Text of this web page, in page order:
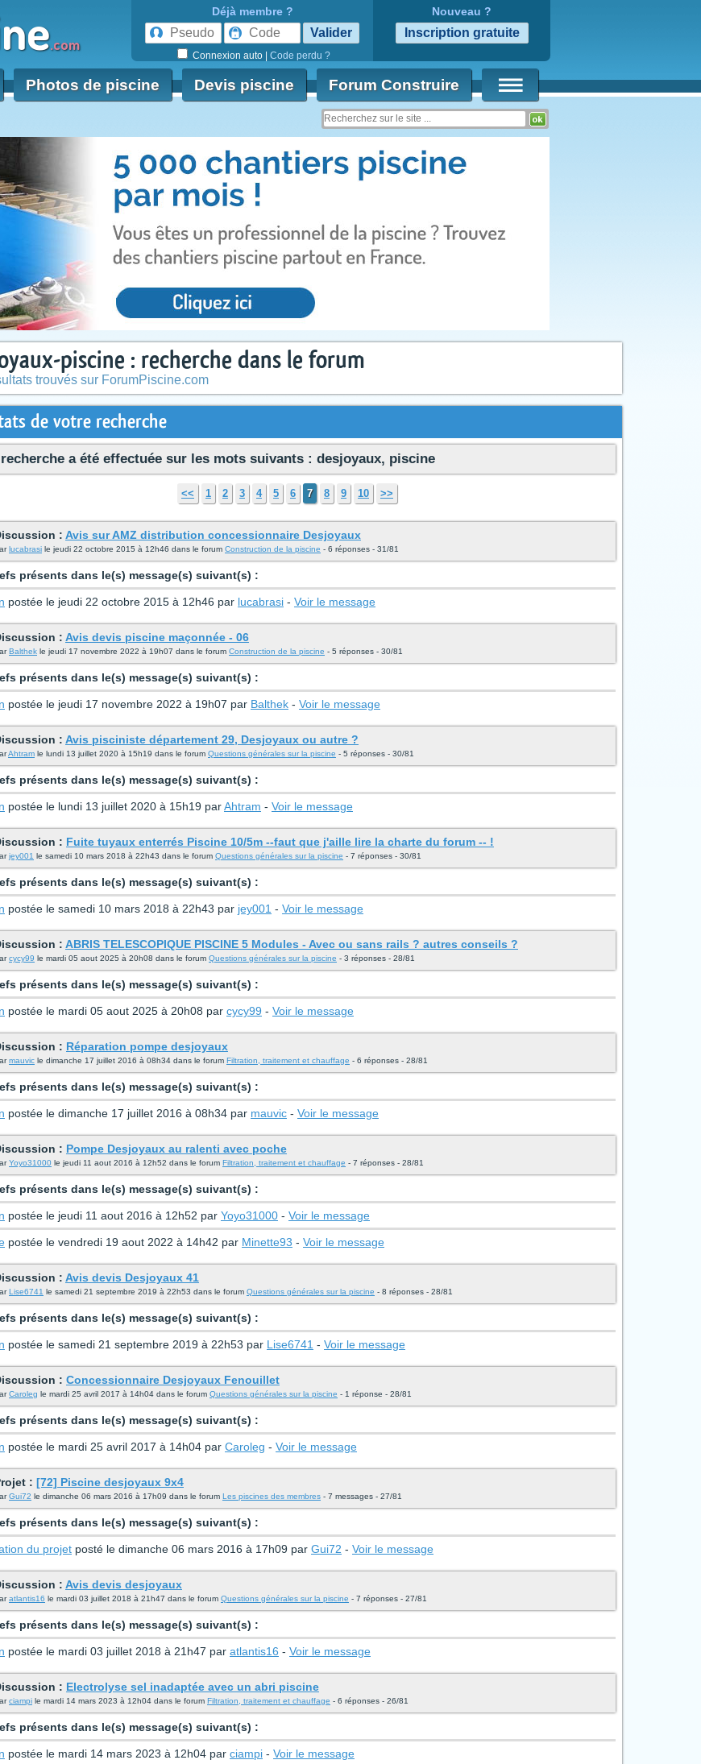
.com
Déjà membre ?
Connexion auto Code perdu ?
Nouveau ?
Photos de piscine Devis piscine Forum Construire
piscine : recherche dans le forum
trouvés sur ForumPiscine.com
de votre recherche
a été effectuée sur les mots suivants : desjoyaux, piscine
<< 1 2 3 4 5 6 7 8 9 10 >>
: Avis sur AMZ distribution concessionnaire Desjoyaux
lucabrasi le jeudi 22 octobre 2015 à 12h46 dans le forum Construction de la piscine - 6 réponses - 31/81
présents dans le(s) message(s) suivant(s) :
postée le jeudi 22 octobre 2015 à 12h46 par lucabrasi - Voir le message
: Avis devis piscine maçonnée - 06
Balthek le jeudi 17 novembre 2022 à 19h07 dans le forum Construction de la piscine - 5 réponses - 30/81
présents dans le(s) message(s) suivant(s) :
postée le jeudi 17 novembre 2022 à 19h07 par Balthek - Voir le message
: Avis pisciniste département 29, Desjoyaux ou autre ?
Ahtram le lundi 13 juillet 2020 à 15h19 dans le forum Questions générales sur la piscine - 5 réponses - 30/81
présents dans le(s) message(s) suivant(s) :
postée le lundi 13 juillet 2020 à 15h19 parAhtram - Voir le message
: Fuite tuyaux enterrés Piscine 10/5m --faut que j'aille lire la charte du forum -- !
jey001 le samedi 10 mars 2018 à 22h43 dans le forum Questions générales sur la piscine - 7 réponses - 30/81
présents dans le(s) message(s) suivant(s) :
postée le samedi 10 mars 2018 à 22h43 par jey001 - Voir le message
: ABRIS TELESCOPIQUE PISCINE 5 Modules - Avec ou sans rails ? autres conseils ?
cycy99 le mardi 05 aout 2025 à 20h08 dans le forum Questions générales sur la piscine - 3 réponses - 28/81
présents dans le(s) message(s) suivant(s) :
postée le mardi 05 aout 2025 à 20h08 par cycy99 - Voir le message
: Réparation pompe desjoyaux
mauvic le dimanche 17 juillet 2016 à 08h34 dans le forum Filtration, traitement et chauffage - 6 réponses - 28/81
présents dans le(s) message(s) suivant(s) :
postée le dimanche 17 juillet 2016 à 08h34 par mauvic - Voir le message
: Pompe Desjoyaux au ralenti avec poche
Yoyo31000 le jeudi 11 aout 2016 à 12h52 dans le forum Filtration, traitement et chauffage - 7 réponses - 28/81
présents dans le(s) message(s) suivant(s) :
postée le jeudi 11 aout 2016 à 12h52 par Yoyo31000 - Voir le message
postée le vendredi 19 aout 2022 à 14h42 par Minette93 - Voir le message
: Avis devis Desjoyaux 41
Lise6741 le samedi 21 septembre 2019 à 22h53 dans le forum Questions générales sur la piscine - 8 réponses - 28/81
présents dans le(s) message(s) suivant(s) :
postée le samedi 21 septembre 2019 à 22h53 par Lise6741 - Voir le message
: Concessionnaire Desjoyaux Fenouillet
Caroleg le mardi 25 avril 2017 à 14h04 dans le forum Questions générales sur la piscine - 1 réponse - 28/81
présents dans le(s) message(s) suivant(s) :
postée le mardi 25 avril 2017 à 14h04 par Caroleg - Voir le message
: [72] Piscine desjoyaux 9x4
Gui72 le dimanche 06 mars 2016 à 17h09 dans le forum Les piscines des membres - 7 messages - 27/81
présents dans le(s) message(s) suivant(s) :
du projet posté le dimanche 06 mars 2016 à 17h09 par Gui72 - Voir le message
: Avis devis desjoyaux
atlantis16 le mardi 03 juillet 2018 à 21h47 dans le forum Questions générales sur la piscine - 7 réponses - 27/81
présents dans le(s) message(s) suivant(s) :
postée le mardi 03 juillet 2018 à 21h47 par atlantis16 - Voir le message
: Electrolyse sel inadaptée avec un abri piscine
ciampi le mardi 14 mars 2023 à 12h04 dans le forum Filtration, traitement et chauffage - 6 réponses - 26/81
présents dans le(s) message(s) suivant(s) :
postée le mardi 14 mars 2023 à 12h04 par ciampi - Voir le message